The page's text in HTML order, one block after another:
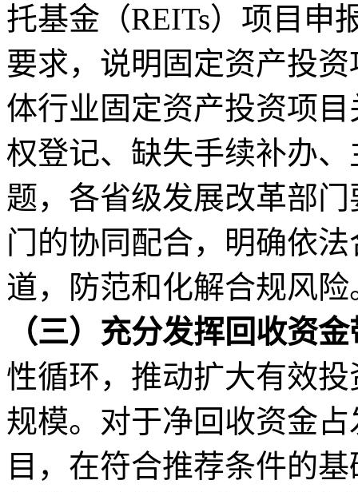
托基金（REITs）项目申
要求，说明固定资产投
体行业固定资产投资项
权登记、缺失手续补办
题，各省级发展改革部
门的协同配合，明确依
道，防范和化解合规风险
（三）充分发挥回收资
性循环，推动扩大有效
规模。对于净回收资金
目，在符合推荐条件的